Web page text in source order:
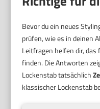
Bevor du ein neues
prüfen, wie es in deinen
Leitfragen helfen dir,
finden. Die Antworten
Lockenstab tatsächlich
klassischer Lockenstab